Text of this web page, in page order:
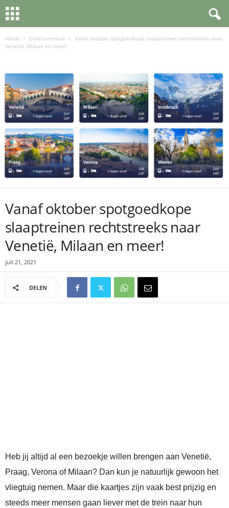
Home Entertainment
Vanaf oktober spotgoedkope slaaptreinen rechtstreeks naar
Venetië, Milaan en meer!
Vanaf oktober spotgoedkope
slaaptreinen rechtstreeks naar
Venetië, Milaan en meer!
juli 21, 2021
DELEN
Heb jij altijd al een bezoekje willen brengen aan Venetië,
Praag, Verona of Milaan? Dan kun je natuurlijk gewoon het
vliegtuig nemen. Maar die kaartjes zijn vaak best prijzig en
steeds meer mensen gaan liever met de trein naar hun